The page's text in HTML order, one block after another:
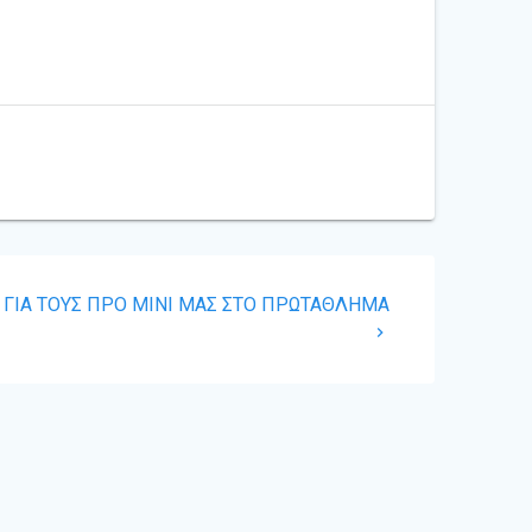
ΤΟΥΣ ΠΡΟ ΜΙΝΙ ΜΑΣ ΣΤΟ ΠΡΩΤΑΘΛΗΜΑ